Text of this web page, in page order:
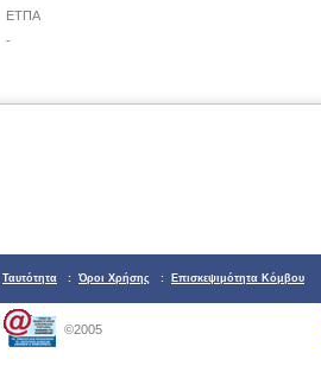
ΕΤΠΑ
-
Ταυτότητα : Όροι Χρήσης : Επισκεψιμότητα Κόμβου
©2005